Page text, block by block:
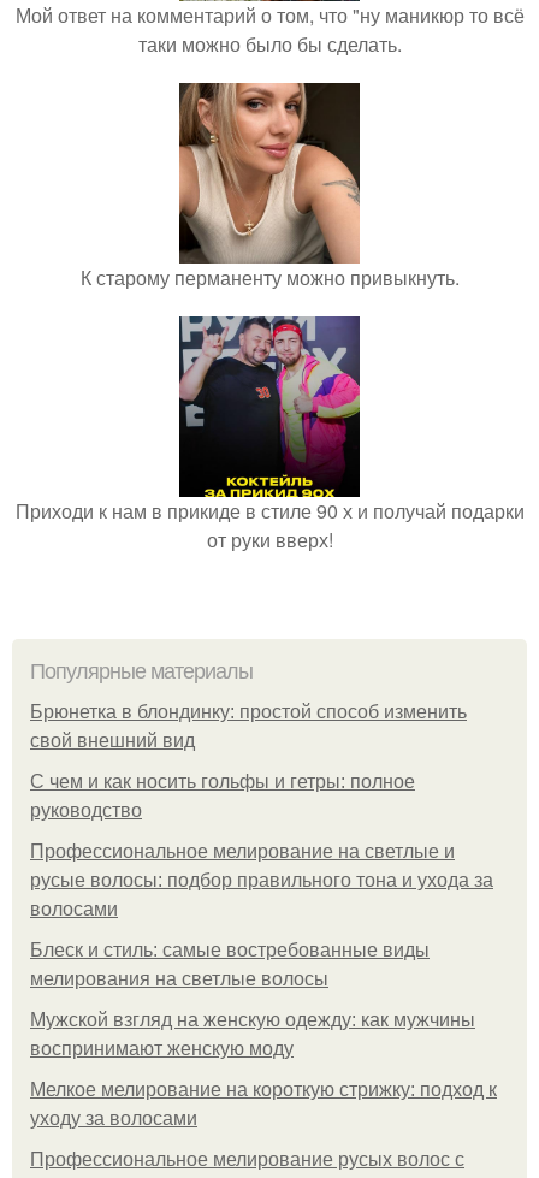
Мой ответ на комментарий о том, что "ну маникюр то всё
таки можно было бы сделать.
К старому перманенту можно привыкнуть.
Приходи к нам в прикиде в стиле 90 х и получай подарки
от руки вверх!
Популярные материалы
Брюнетка в блондинку: простой способ изменить
свой внешний вид
С чем и как носить гольфы и гетры: полное
руководство
Профессиональное мелирование на светлые и
русые волосы: подбор правильного тона и ухода за
волосами
Блеск и стиль: самые востребованные виды
мелирования на светлые волосы
Мужской взгляд на женскую одежду: как мужчины
воспринимают женскую моду
Мелкое мелирование на короткую стрижку: подход к
уходу за волосами
Профессиональное мелирование русых волос с